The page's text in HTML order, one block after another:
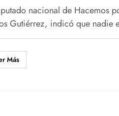
nacional de Hacemos
Gutiérrez, indicó que nadie
Más